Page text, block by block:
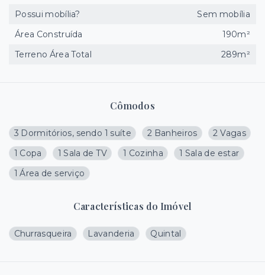
Cômodos
3 Dormitórios, sendo 1 suíte 2 Banheiros
2 Vagas
1 Copa
1 Sala de TV 1 Cozinha
1 Sala de estar
1 Área de serviço
Características do Imóvel
Churrasqueira Lavanderia Quintal
Possui mobília?
Sem mobília
Área Construída
190m²
Terreno Área Total
289m²